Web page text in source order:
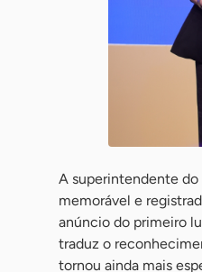
A superintendente
memorável e
anúncio do primeiro
traduz o
tornou ainda mais